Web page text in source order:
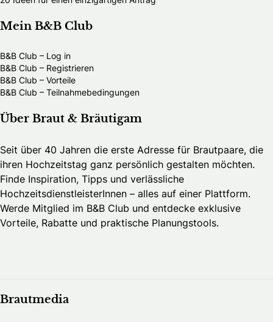
Mein B&B Club
B&B Club – Log in
B&B Club – Registrieren
B&B Club – Vorteile
B&B Club – Teilnahmebedingungen
Über Braut & Bräutigam
Seit über 40 Jahren die erste Adresse für Brautpaare, die
ihren Hochzeitstag ganz persönlich gestalten möchten.
Finde Inspiration, Tipps und verlässliche
HochzeitsdienstleisterInnen – alles auf einer Plattform.
Werde Mitglied im B&B Club und entdecke exklusive
Vorteile, Rabatte und praktische Planungstools.
Brautmedia